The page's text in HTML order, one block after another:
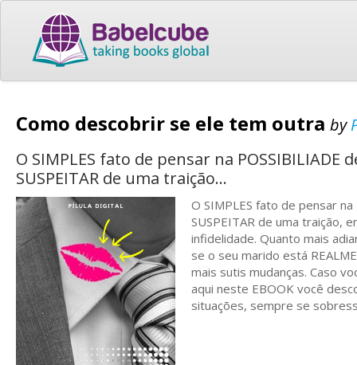
Como descobrir se ele tem outra by
O SIMPLES fato de pensar na
SUSPEITAR de uma traição...
O SIMPLES fato de pensar
SUSPEITAR de uma traição,
infidelidade. Quanto mais
se o seu marido está
mais sutis mudanças. Caso
aqui neste EBOOK você
situações, sempre se